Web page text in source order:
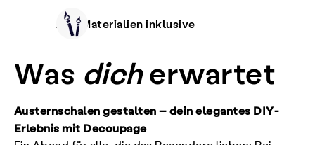
Alle Materialien inklusive
Was dicherwartet
Austernschalen gestalten – dein elegantes DIY-
Erlebnis mit Decoupage